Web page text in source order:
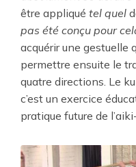
être appliqué tel quel
pas été conçu pour
acquérir une gestuelle
permettre ensuite le
quatre directions. Le
c’est un exercice
pratique future de